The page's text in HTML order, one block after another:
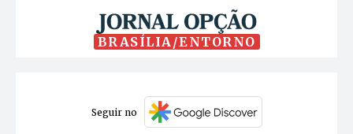
BRASÍLIA/ENTORNO
Seguir no